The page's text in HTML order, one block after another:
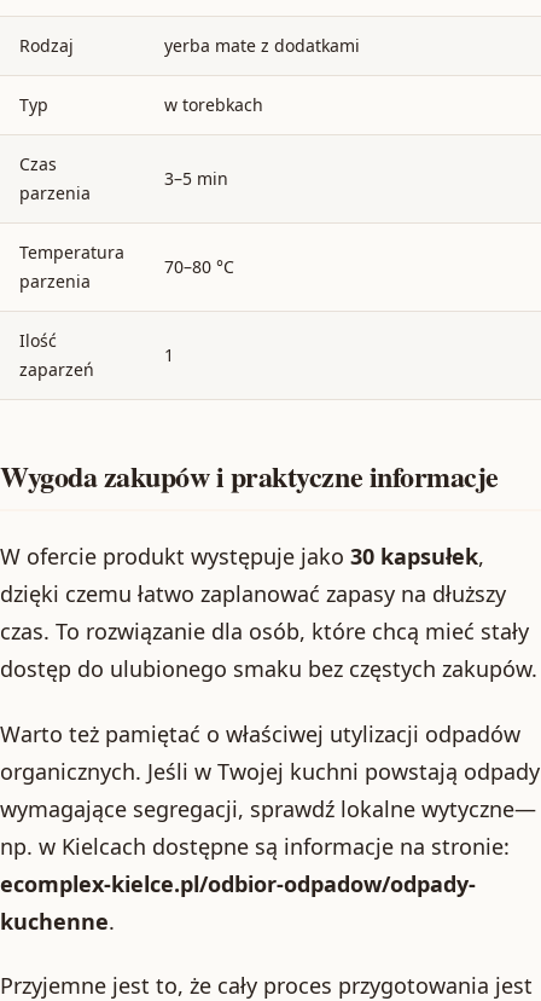
Rodzaj yerba mate z dodatkami
Typ w torebkach
Czas
parzenia
3–5 min
Temperatura
parzenia
70–80 °C
Ilość
zaparzeń
1
Wygoda zakupów i praktyczne informacje
W ofercie produkt występuje jako 30 kapsułek,
dzięki czemu łatwo zaplanować zapasy na dłuższy
czas. To rozwiązanie dla osób, które chcą mieć stały
dostęp do ulubionego smaku bez częstych zakupów.
Warto też pamiętać o właściwej utylizacji odpadów
organicznych. Jeśli w Twojej kuchni powstają odpady
wymagające segregacji, sprawdź lokalne wytyczne—
np. w Kielcach dostępne są informacje na stronie:
ecomplex-kielce.pl/odbior-odpadow/odpady-
kuchenne.
Przyjemne jest to, że cały proces przygotowania jest